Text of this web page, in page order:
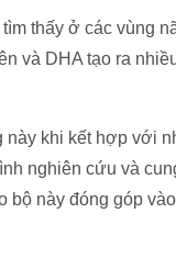
thấy ở các vùng
và DHA tạo ra
khi kết hợp với
nghiên cứu và
này đóng góp